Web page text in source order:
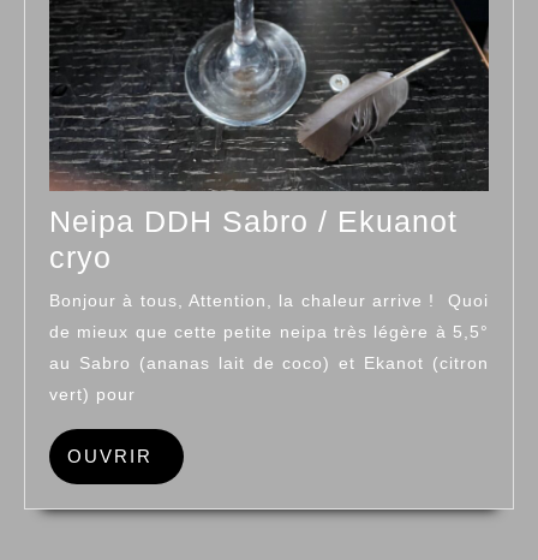
Neipa DDH Sabro / Ekuanot
cryo
DDH
Sabro
/
Ekuanot
cryo
Bonjour à tous, Attention, la chaleur arrive ! Quoi
de mieux que cette petite neipa très légère à 5,5°
au Sabro (ananas lait de coco) et Ekanot (citron
vert) pour
OUVRIR OUVRIR